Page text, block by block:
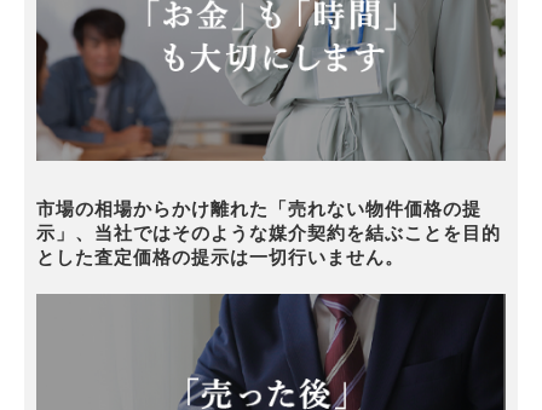
市場の相場からかけ離れた「売れない物件価格の提
示」、当社ではそのような媒介契約を結ぶことを目的
とした査定価格の提示は一切行いません。